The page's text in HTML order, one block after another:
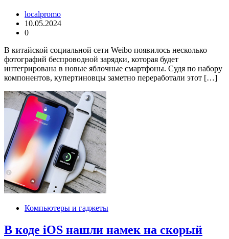
localpromo
10.05.2024
0
В китайской социальной сети Weibo появилось несколько
фотографий беспроводной зарядки, которая будет
интегрирована в новые яблочные смартфоны. Судя по набору
компонентов, купертиновцы заметно переработали этот […]
Компьютеры и гаджеты
В коде iOS нашли намек на скорый